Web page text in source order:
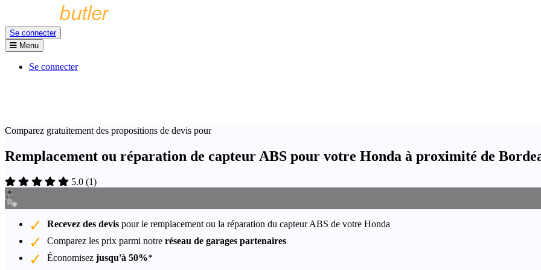
Se connecter
Menu
Se connecter
Comparez gratuitement des propositions de devis pour
Remplacement ou réparation de capteur ABS pour votre Honda à proximité de
5.0 (1)
Recevez des devis pour le remplacement ou la réparation du capteur ABS de votre Honda
Comparez les prix parmi notre réseau de garages partenaires
Économisez jusqu'à 50%*